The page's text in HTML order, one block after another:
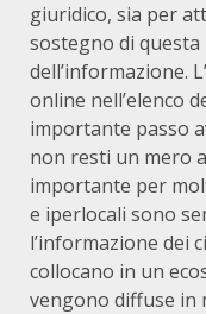
giuridico, sia per
sostegno di
dell’informazione.
online nell’elenco
importante passo
non resti un mero
importante per
e iperlocali sono
l’informazione dei
collocano in un
vengono diffuse in